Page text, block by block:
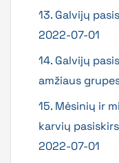
13. Galvijų
2022-07-01
14. Galvijų
amžiaus
15. Mėsinių ir
karvių
2022-07-01